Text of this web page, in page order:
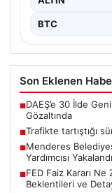
BTC
Son Eklenen
■DAEŞ’e 30 İlde
Gözaltında
■Trafikte tartıştığı
■Menderes
Yardımcısı Yakalandı
■FED Faiz Kararı
Beklentileri ve